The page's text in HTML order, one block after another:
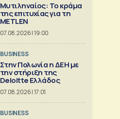
Μυτιληναίος: Το κράμα
της επιτυχίας για τη
METLEN
07.08.2026 | 19:00
BUSINESS
Στην Πολωνία η ΔΕΗ με
την στήριξη της
Deloitte Ελλάδος
07.08.2026 | 17:01
BUSINESS